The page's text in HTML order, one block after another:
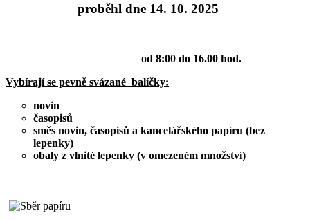
proběhl dne 14. 10. 2025
od 8:00 do 16.00 hod.
Vybírají se pevně svázané balíčky:
novin
časopisů
směs novin, časopisů a kancelářského papíru (bez
lepenky)
obaly z vlnité lepenky (v omezeném množství)